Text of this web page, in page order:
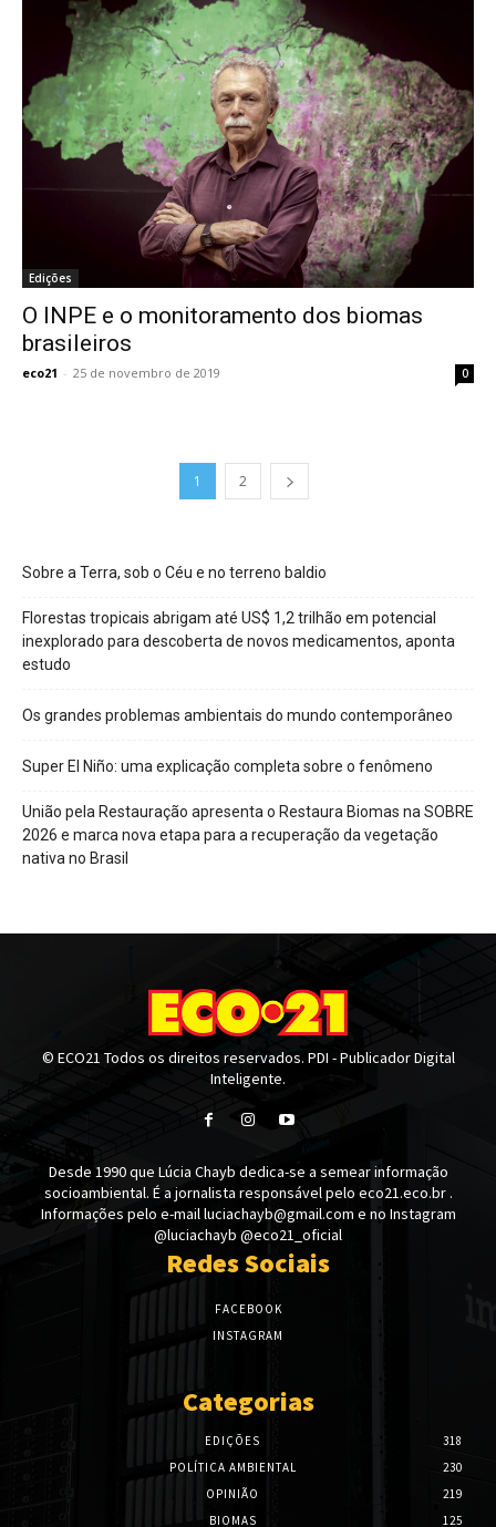
Edições
O INPE e o monitoramento dos biomas
brasileiros
eco21 - 25 de novembro de 2019 0
1 2
Sobre a Terra, sob o Céu e no terreno baldio
Florestas tropicais abrigam até US$ 1,2 trilhão em potencial
inexplorado para descoberta de novos medicamentos, aponta
estudo
Os grandes problemas ambientais do mundo contemporâneo
Super El Niño: uma explicação completa sobre o fenômeno
União pela Restauração apresenta o Restaura Biomas na SOBRE
2026 e marca nova etapa para a recuperação da vegetação
nativa no Brasil
© ECO21 Todos os direitos reservados. PDI - Publicador Digital
Inteligente.
Desde 1990 que Lúcia Chayb dedica-se a semear informação
socioambiental. É a jornalista responsável pelo eco21.eco.br .
Informações pelo e-mail luciachayb@gmail.com e no Instagram
@luciachayb @eco21_oficial
Redes Sociais
FACEBOOK
INSTAGRAM
Categorias
EDIÇÕES
318
POLÍTICA AMBIENTAL
230
OPINIÃO
219
BIOMAS
125